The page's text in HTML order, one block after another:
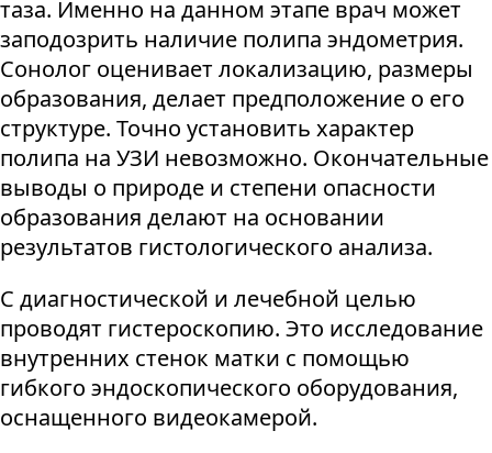
таза. Именно на данном этапе врач может
заподозрить наличие полипа эндометрия.
Сонолог оценивает локализацию, размеры
образования, делает предположение о его
структуре. Точно установить характер
полипа на УЗИ невозможно. Окончательные
выводы о природе и степени опасности
образования делают на основании
результатов гистологического анализа.
С диагностической и лечебной целью
проводят гистероскопию. Это исследование
внутренних стенок матки с помощью
гибкого эндоскопического оборудования,
оснащенного видеокамерой.